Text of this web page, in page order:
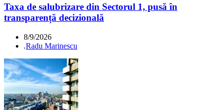
Taxa de salubrizare din Sectorul 1, pusă în
transparență decizională
8/9/2026
.Radu Marinescu